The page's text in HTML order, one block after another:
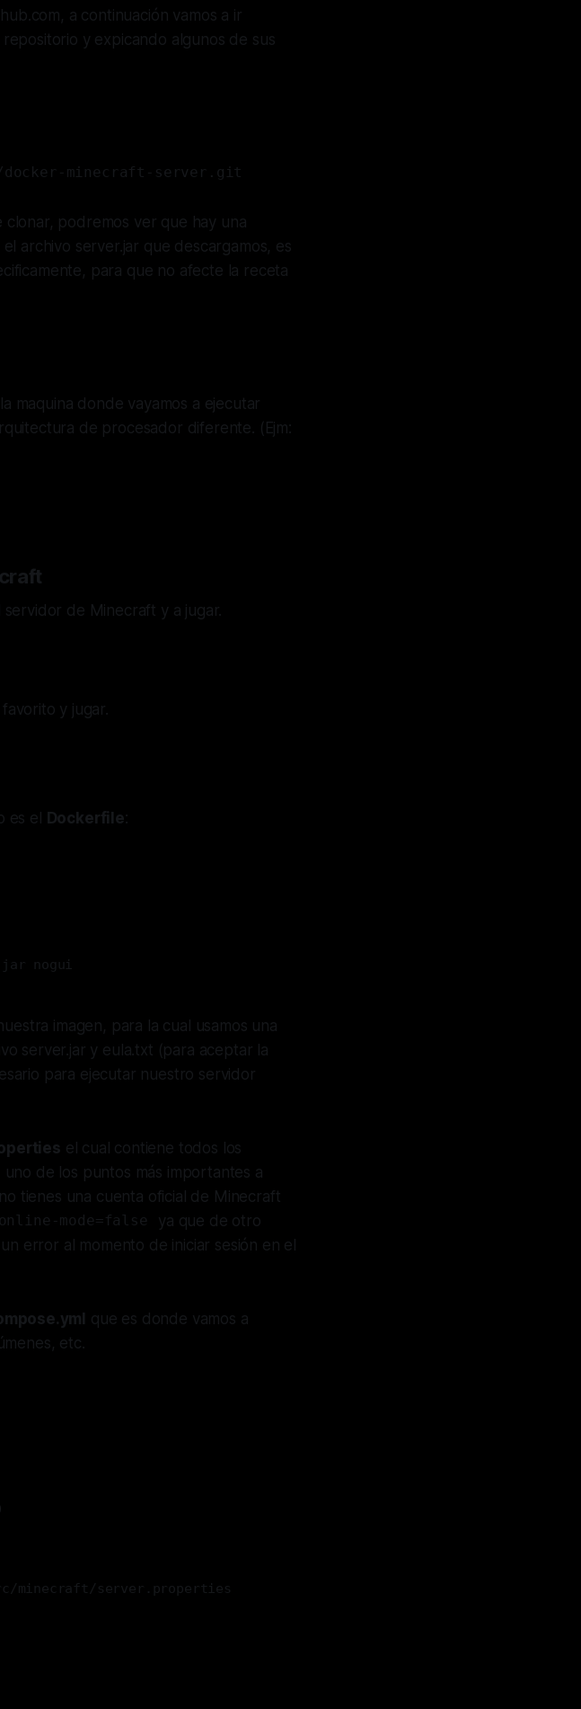
a continuación vamos a ir
y expicando algunos de sus
minecraft-server.git
podremos ver que hay una
archivo server.jar que descargamos, es
para que no afecte la receta
maquina donde vayamos a ejecutar
de procesador diferente. (Ejm:
de Minecraft y a jugar.
favorito y jugar.
es el Dockerfile:
nogui
imagen, para la cual usamos una
server.jar y eula.txt (para aceptar la
para ejecutar nuestro servidor
el cual contiene todos los
de los puntos más importantes a
tienes una cuenta oficial de Minecraft
online-mode=false
ya que de otro
error al momento de iniciar sesión en el
que es donde vamos a
etc.
minecraft/server.properties